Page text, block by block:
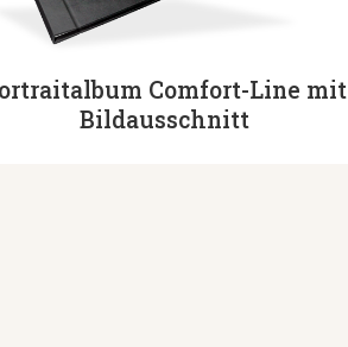
Comfort-Line mit
Bildausschnitt